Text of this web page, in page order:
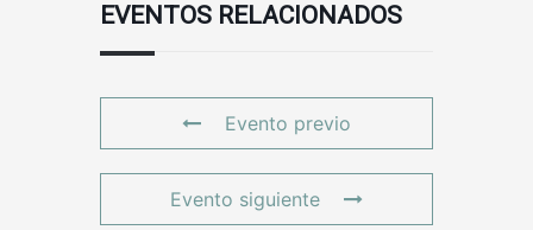
EVENTOS RELACIONADOS
Evento previo
Evento siguiente